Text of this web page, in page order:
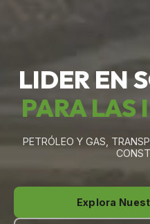
LIDER EN
PARA LAS
PETRÓLEO Y GAS,
Explora